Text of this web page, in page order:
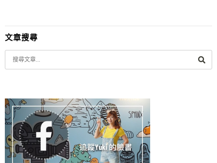
文章搜尋